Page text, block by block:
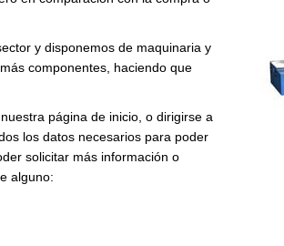
y disponemos de maquinaria y
componentes, haciendo que
página de inicio, o dirigirse a
los datos necesarios para poder
solicitar más información o
alguno: